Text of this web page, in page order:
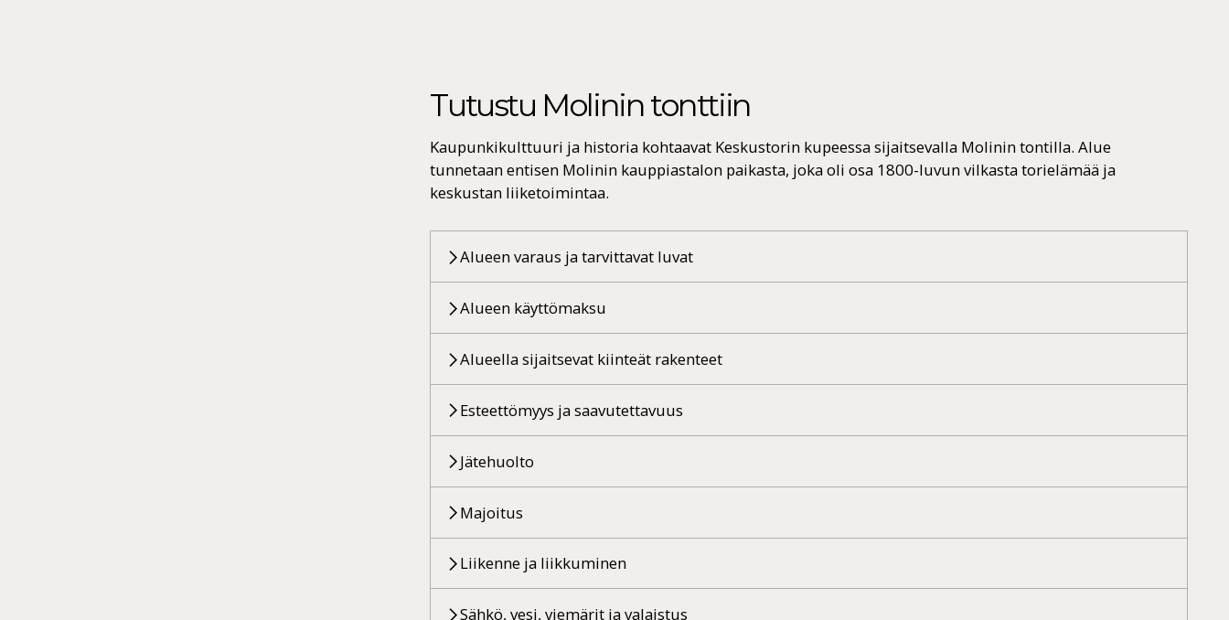
Tutustu Molinin tonttiin
Kaupunkikulttuuri ja historia kohtaavat Keskustorin kupeessa sijaitsevalla Molinin tontilla. Alue
tunnetaan entisen Molinin kauppiastalon paikasta, joka oli osa 1800-luvun vilkasta torielämää ja
keskustan liiketoimintaa.
Alueen varaus ja tarvittavat luvat
Alueen käyttömaksu
Alueella sijaitsevat kiinteät rakenteet
Esteettömyys ja saavutettavuus
Jätehuolto
Majoitus
Liikenne ja liikkuminen
Sähkö, vesi, viemärit ja valaistus